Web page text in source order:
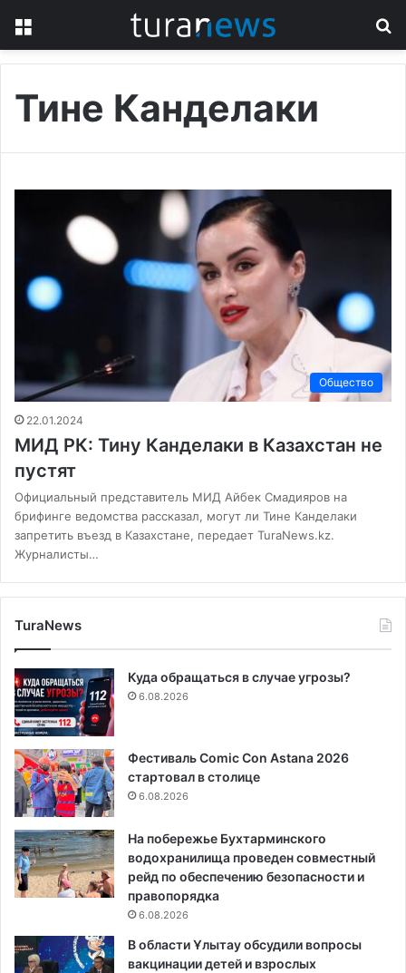
Тине Канделаки
Общество
22.01.2024
МИД РК: Тину Канделаки в Казахстан не
пустят
Официальный представитель МИД Айбек Смадияров на
брифинге ведомства рассказал, могут ли Тине Канделаки
запретить въезд в Казахстане, передает TuraNews.kz.
Журналисты…
TuraNews
Куда обращаться в случае угрозы?
6.08.2026
Фестиваль Comic Con Astana 2026
стартовал в столице
6.08.2026
На побережье Бухтарминского
водохранилища проведен совместный
рейд по обеспечению безопасности и
правопорядка
6.08.2026
В области Ұлытау обсудили вопросы
вакцинации детей и взрослых